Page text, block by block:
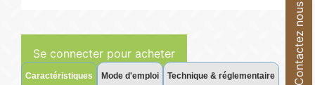
Contactez nous
Se connecter pour acheter
Caractéristiques Mode d'emploi Technique & réglementaire